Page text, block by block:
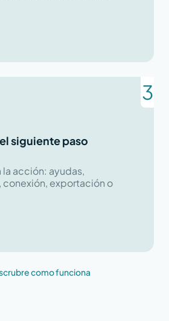
siguiente paso
la acción: ayudas,
exportación o
como funciona